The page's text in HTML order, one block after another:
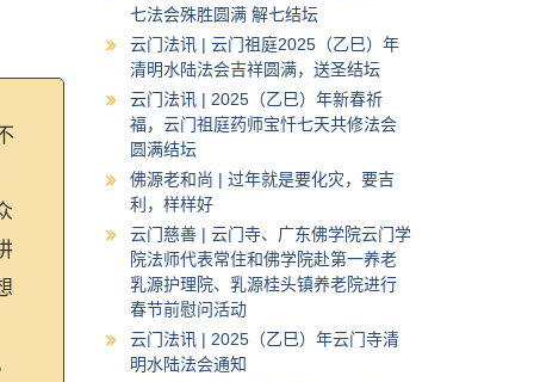
七法会殊胜圆满 解七结坛
云门法讯 | 云门祖庭2025（乙巳）年
清明水陆法会吉祥圆满，送圣结坛
云门法讯 | 2025（乙巳）年新春祈
福，云门祖庭药师宝忏七天共修法会
圆满结坛
佛源老和尚 | 过年就是要化灾，要吉
利，样样好
云门慈善 | 云门寺、广东佛学院云门学
院法师代表常住和佛学院赴第一养老
乳源护理院、乳源桂头镇养老院进行
春节前慰问活动
云门法讯 | 2025（乙巳）年云门寺清
明水陆法会通知